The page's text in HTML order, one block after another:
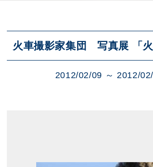
火車撮影家集団 写真展 「火
2012/02/09 ～ 2012/
アクセス